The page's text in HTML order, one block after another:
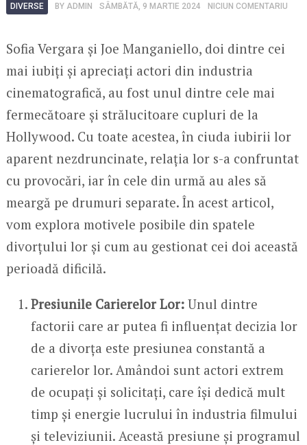
DIVERSE BY ADMIN SÂMBĂTĂ, 9 MARTIE 2024 NICIUN COMENTARIU
Sofia Vergara și Joe Manganiello, doi dintre cei
mai iubiți și apreciați actori din industria
cinematografică, au fost unul dintre cele mai
fermecătoare și strălucitoare cupluri de la
Hollywood. Cu toate acestea, în ciuda iubirii lor
aparent nezdruncinate, relația lor s-a confruntat
cu provocări, iar în cele din urmă au ales să
meargă pe drumuri separate. În acest articol,
vom explora motivele posibile din spatele
divorțului lor și cum au gestionat cei doi această
perioadă dificilă.
Presiunile Carierelor Lor: Unul dintre
factorii care ar putea fi influențat decizia lor
de a divorța este presiunea constantă a
carierelor lor. Amândoi sunt actori extrem
de ocupați și solicitați, care își dedică mult
timp și energie lucrului în industria filmului
și televiziunii. Această presiune și programul